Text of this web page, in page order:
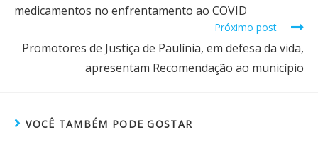
medicamentos no enfrentamento ao COVID
Próximo post
Promotores de Justiça de Paulínia, em defesa da vida,
apresentam Recomendação ao município
VOCÊ TAMBÉM PODE GOSTAR